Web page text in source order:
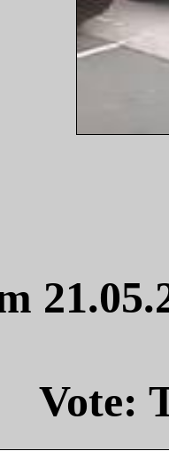
Vote: